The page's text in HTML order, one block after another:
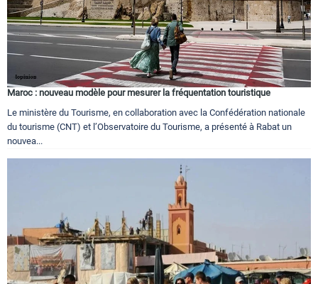
Maroc : nouveau modèle pour mesurer la fréquentation touristique
Le ministère du Tourisme, en collaboration avec la Confédération nationale
du tourisme (CNT) et l’Observatoire du Tourisme, a présenté à Rabat un
nouvea...